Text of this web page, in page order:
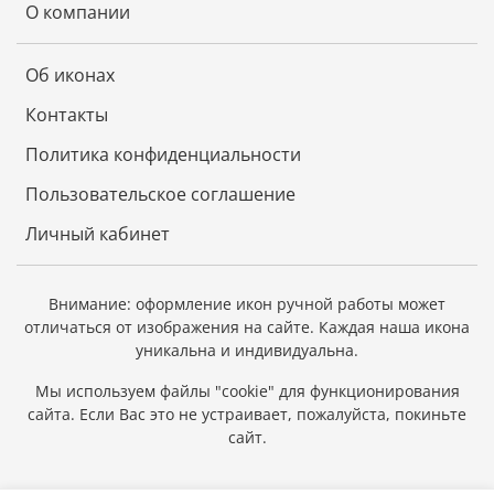
своему и по образу своему (Быт. 5, 3).
земля людьми, имеющими болезнь души. Но
хранилось в сердцах потомков Адама: человечество
ждало Спасителя мира.
О компании
Об иконах
Контакты
Политика конфиденциальности
Пользовательское соглашение
Личный кабинет
Внимание: оформление икон ручной работы может
отличаться от изображения на сайте. Каждая наша икона
уникальна и индивидуальна.
Мы используем файлы "cookie" для функционирования
сайта. Если Вас это не устраивает, пожалуйста, покиньте
сайт.